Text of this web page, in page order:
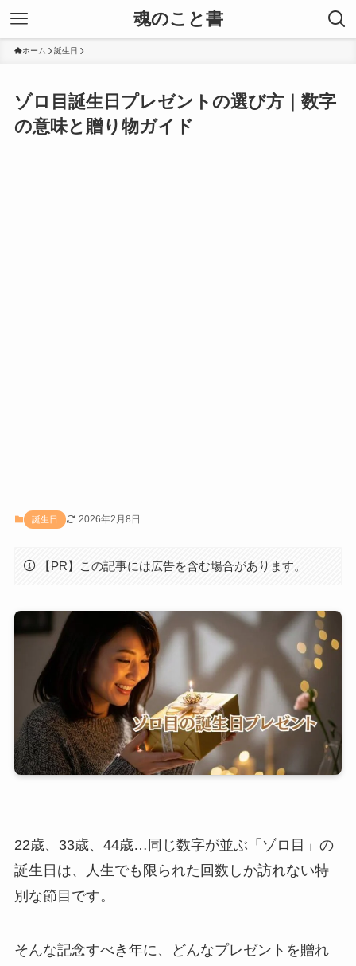
魂のこと書
ホーム 誕生日
ゾロ目誕生日プレゼントの選び方｜数字
の意味と贈り物ガイド
誕生日 2026年2月8日
【PR】この記事には広告を含む場合があります。
22歳、33歳、44歳…同じ数字が並ぶ「ゾロ目」の
誕生日は、人生でも限られた回数しか訪れない特
別な節目です。
そんな記念すべき年に、どんなプレゼントを贈れ